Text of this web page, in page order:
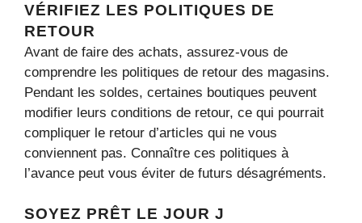
VÉRIFIEZ LES POLITIQUES DE
RETOUR
Avant de faire des achats, assurez-vous de
comprendre les politiques de retour des magasins.
Pendant les soldes, certaines boutiques peuvent
modifier leurs conditions de retour, ce qui pourrait
compliquer le retour d’articles qui ne vous
conviennent pas. Connaître ces politiques à
l’avance peut vous éviter de futurs désagréments.
SOYEZ PRÊT LE JOUR J